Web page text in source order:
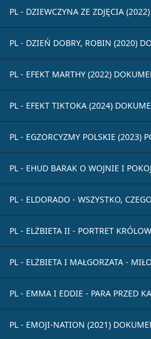
PL - DZIEWCZYNA ZE ZDJĘCIA
PL - DZIEŃ DOBRY, ROBIN (2020)
PL - EFEKT MARTHY (2022)
PL - EFEKT TIKTOKA (2024)
PL - EGZORCYZMY POLSKIE (2023)
PL - EHUD BARAK O WOJNIE I
PL - ELDORADO - WSZYSTKO,
PL - ELŻBIETA II - PORTRET
PL - ELŻBIETA I MAŁGORZATA -
PL - EMMA I EDDIE - PARA PRZED
PL - EMOJI-NATION (2021)